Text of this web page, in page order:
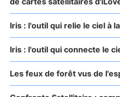
Iris : l'outil qui relie le ciel à
Iris : l'outil qui connecte le
Les feux de forêt vus de